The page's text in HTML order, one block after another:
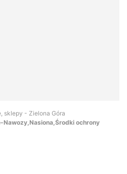
sklepy - Zielona Góra
ochrony